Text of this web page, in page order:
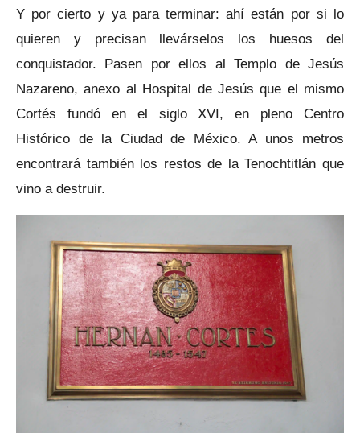
Y por cierto y ya para terminar: ahí están por si lo
quieren y precisan llevárselos los huesos del
conquistador. Pasen por ellos al Templo de Jesús
Nazareno, anexo al Hospital de Jesús que el mismo
Cortés fundó en el siglo XVI, en pleno Centro
Histórico de la Ciudad de México. A unos metros
encontrará también los restos de la Tenochtitlán que
vino a destruir.